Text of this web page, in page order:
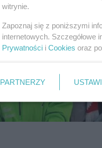
witrynie.
Zapoznaj się z poniższymi
internetowych. Szczegółowe
Prywatności i Cookies oraz
PARTNERZY